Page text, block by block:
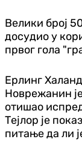
Велики број
досудио у
првог гола
Ерлинг
Новрежанин
отишао
Тејлор је
питање да ли